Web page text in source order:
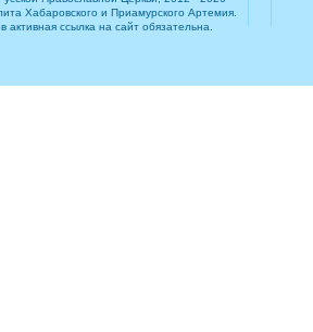
Хабаровского и Приамурского Артемия.
ссылка на сайт обязательна.